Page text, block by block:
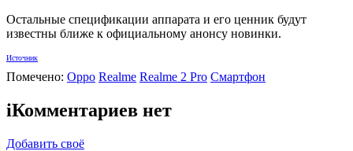
Остальные спецификации аппарата и его ценник будут
известны ближе к официальному анонсу новинки.
Источник
Помечено: Oppo Realme Realme 2 Pro Смартфон
iКомментариев нет
Добавить своё